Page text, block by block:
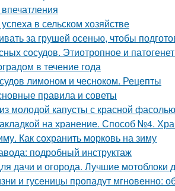
в сельском хозяйстве
за грушей осенью, чтобы
сосудов. Этиотропное и
в течение года
лимоном и чесноком. Рецепты
правила и советы
молодой капусты с красной фасолью
на хранение. Способ №4.
Как сохранить морковь на зиму
подробный инструктаж
дачи и огорода. Лучшие мотоблоки
и гусеницы пропадут мгновенно: